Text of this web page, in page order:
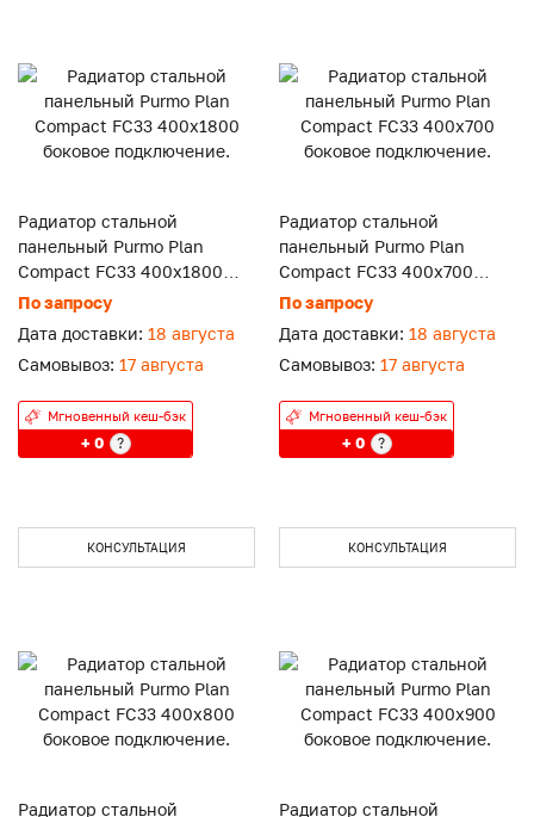
Радиатор стальной
панельный Purmo Plan
Compact FC33 400x1800
боковое подключение.
По запросу
Дата доставки: 18 августа
Самовывоз: 17 августа
Мгновенный кеш-бэк
+ 0 ?
КОНСУЛЬТАЦИЯ
Радиатор стальной
панельный Purmo Plan
Compact FC33 400x700
боковое подключение.
По запросу
Дата доставки: 18 августа
Самовывоз: 17 августа
Мгновенный кеш-бэк
+ 0 ?
КОНСУЛЬТАЦИЯ
Радиатор стальной Радиатор стальной